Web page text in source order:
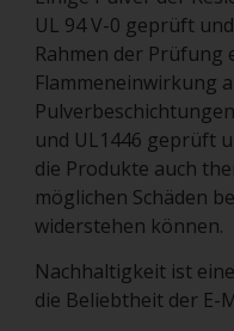
UL 94 V-0 geprüft
Rahmen der Prüfung
Flammeneinwirkung
und UL1446 geprüft
die Produkte auch
möglichen Schäden
widerstehen können.
Nachhaltigkeit ist
die Beliebtheit der E-